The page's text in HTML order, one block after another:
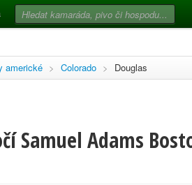
americké > Colorado > Douglas
Samuel Adams